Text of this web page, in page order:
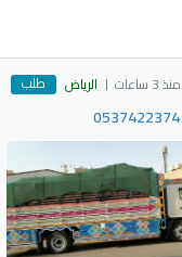
منذ 3 ساعات الرياض طلب